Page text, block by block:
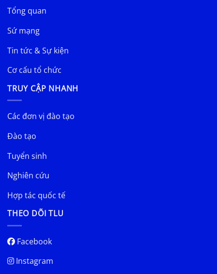
Tổng quan
Sứ mạng
Tin tức & Sự kiện
Cơ cấu tổ chức
TRUY CẬP NHANH
Các đơn vị đào tạo
Đào tạo
Tuyển sinh
Nghiên cứu
Hợp tác quốc tế
THEO DÕI TLU
Facebook
Instagram